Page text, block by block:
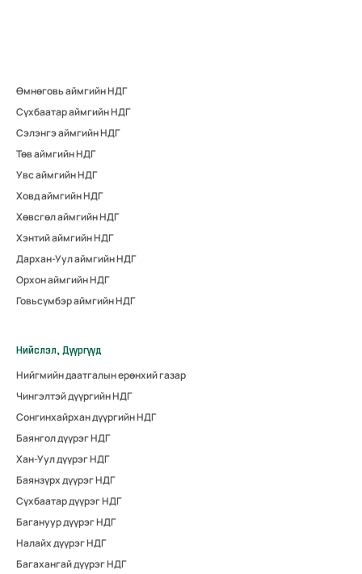
Өмнөговь аймгийн НДГ
Сүхбаатар аймгийн НДГ
Сэлэнгэ аймгийн НДГ
Төв аймгийн НДГ
Увс аймгийн НДГ
Ховд аймгийн НДГ
Хөвсгөл аймгийн НДГ
Хэнтий аймгийн НДГ
Дархан-Уул аймгийн НДГ
Орхон аймгийн НДГ
Говьсүмбэр аймгийн НДГ
Нийслэл, Дүүргүүд
Нийгмийн даатгалын ерөнхий газар
Чингэлтэй дүүргийн НДГ
Сонгинхайрхан дүүргийн НДГ
Баянгол дүүрэг НДГ
Хан-Уул дүүрэг НДГ
Баянзүрх дүүрэг НДГ
Сүхбаатар дүүрэг НДГ
Багануур дүүрэг НДГ
Налайх дүүрэг НДГ
Багахангай дүүрэг НДГ